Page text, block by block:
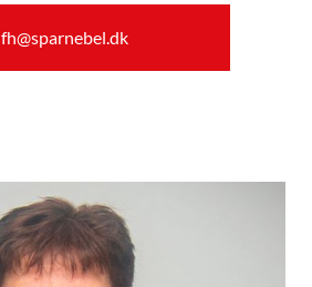
fh@sparnebel.dk